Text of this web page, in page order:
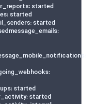
started
started
started
started
started